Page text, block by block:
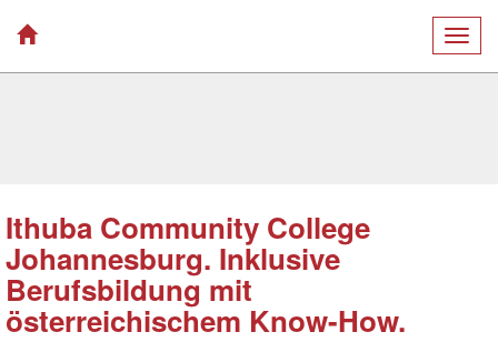
Ithuba Community College
Johannesburg. Inklusive
Berufsbildung mit
österreichischem Know-How.